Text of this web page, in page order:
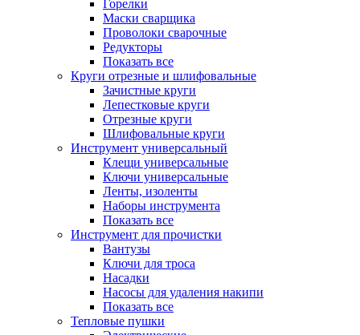
Горелки
Маски сварщика
Проволоки сварочные
Редукторы
Показать все
Круги отрезные и шлифовальные
Зачистные круги
Лепестковые круги
Отрезные круги
Шлифовальные круги
Инструмент универсальный
Клещи универсальные
Ключи универсальные
Ленты, изоленты
Наборы инструмента
Показать все
Инструмент для прочистки
Вантузы
Ключи для троса
Насадки
Насосы для удаления накипи
Показать все
Тепловые пушки